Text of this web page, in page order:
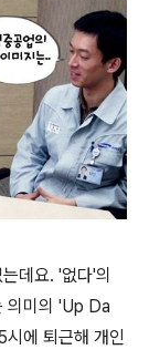
데요. '없다'의
의미의 'Up Da
에 퇴근해 개인